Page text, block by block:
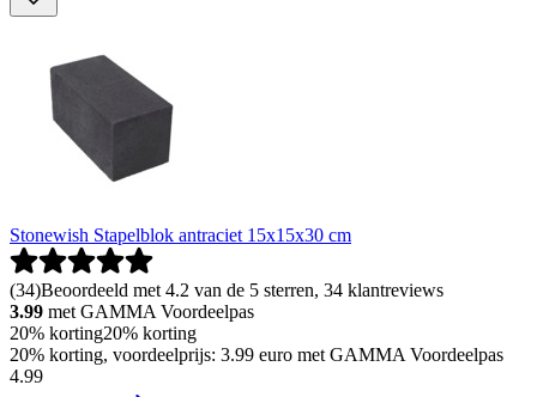
Stonewish Stapelblok antraciet 15x15x30 cm
(34)Beoordeeld met 4.2 van de 5 sterren, 34 klantreviews
3.99 met GAMMA Voordeelpas
20% korting20% korting
20% korting, voordeelprijs: 3.99 euro met GAMMA Voordeelpas
4.99